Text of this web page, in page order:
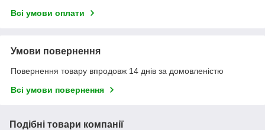
Всі умови оплати
Умови повернення
Повернення товару впродовж 14 днів за домовленістю
Всі умови повернення
Подібні товари компанії